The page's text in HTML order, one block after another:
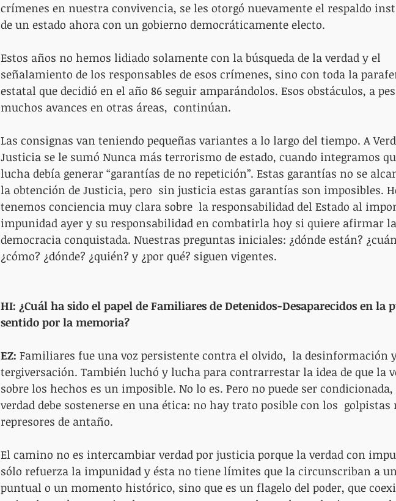
crímenes en nuestra convivencia, se les otorgó nuevamente el respaldo
de un estado ahora con un gobierno democráticamente electo.
Estos años no hemos lidiado solamente con la búsqueda de la verdad y el
señalamiento de los responsables de esos crímenes, sino con toda la
estatal que decidió en el año 86 seguir amparándolos. Esos obstáculos, a
muchos avances en otras áreas,  continúan.
Las consignas van teniendo pequeñas variantes a lo largo del tiempo. A
Justicia se le sumó Nunca más terrorismo de estado, cuando integramos
lucha debía generar “garantías de no repetición”. Estas garantías no se
la obtención de Justicia, pero  sin justicia estas garantías son imposibles.
tenemos conciencia muy clara sobre  la responsabilidad del Estado al
impunidad ayer y su responsabilidad en combatirla hoy si quiere afirmar la
democracia conquistada. Nuestras preguntas iniciales: ¿dónde están?
¿cómo? ¿dónde? ¿quién? y ¿por qué? siguen vigentes.
HI: ¿Cuál ha sido el papel de Familiares de Detenidos-Desaparecidos en la
sentido por la memoria?
EZ: Familiares fue una voz persistente contra el olvido,  la desinformación
tergiversación. También luchó y lucha para contrarrestar la idea de que la
sobre los hechos es un imposible. No lo es. Pero no puede ser condicionada,
verdad debe sostenerse en una ética: no hay trato posible con los  golpistas
represores de antaño.
El camino no es intercambiar verdad por justicia porque la verdad con
sólo refuerza la impunidad y ésta no tiene límites que la circunscriban a
puntual o un momento histórico, sino que es un flagelo del poder, que